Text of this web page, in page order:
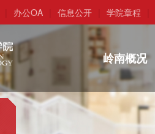
| 办公OA | 信息公开 | 学院章程 |
岭南概况